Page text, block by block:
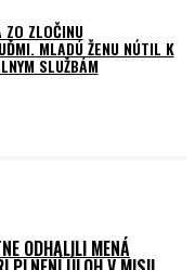
ZO ZLOČINU
MLADÚ ŽENU NÚTIL K
SLUŽBÁM
ODHALILI MENÁ